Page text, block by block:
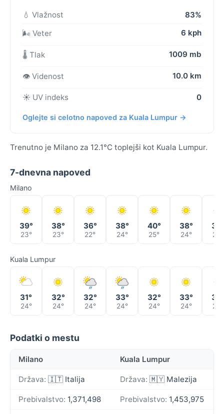
💧 Vlažnost
83%
🌬️ Veter
6 kph
🌡️ Tlak 1009 mb
👁️ Videnost 10.0 km
☀️ UV indeks 0
Oglejte si celotno napoved za Kuala Lumpur →
Trenutno je Milano za 12.1°C toplejši kot Kuala Lumpur.
7-dnevna napoved
Milano
39°
23°
38°
23°
36°
22°
38°
24°
40°
25°
38°
24° 26°
Kuala Lumpur
31°
24°
32°
24°
32°
24°
33°
24°
32°
24°
33°
24° 25°
Podatki o mestu
Milano Kuala Lumpur
Država: 🇮🇹 Italija Država: 🇲🇾 Malezija
Prebivalstvo: 1,371,498 Prebivalstvo: 1,453,975